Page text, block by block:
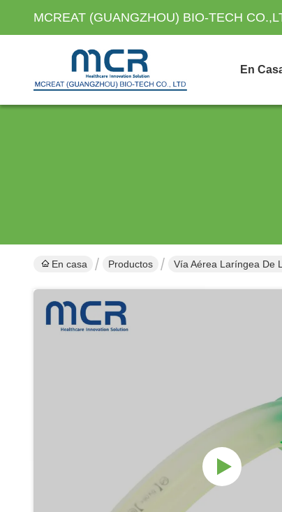
MCREAT (GUANGZHOU) BIO-TECH
En
En casa Productos Vía Aérea Laríngea De